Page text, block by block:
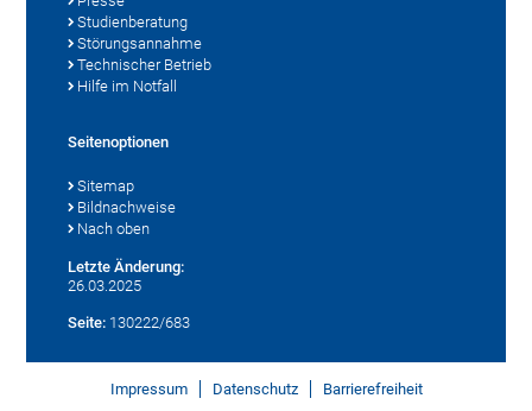
Studienberatung
Störungsannahme
Technischer Betrieb
Hilfe im Notfall
Seitenoptionen
Sitemap
Bildnachweise
Nach oben
Letzte Änderung:
26.03.2025
Seite: 130222/683
Impressum Datenschutz Barrierefreiheit